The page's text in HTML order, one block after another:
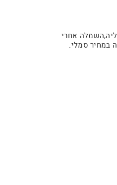
אחרי
למי שתרצה במחיר סמלי.